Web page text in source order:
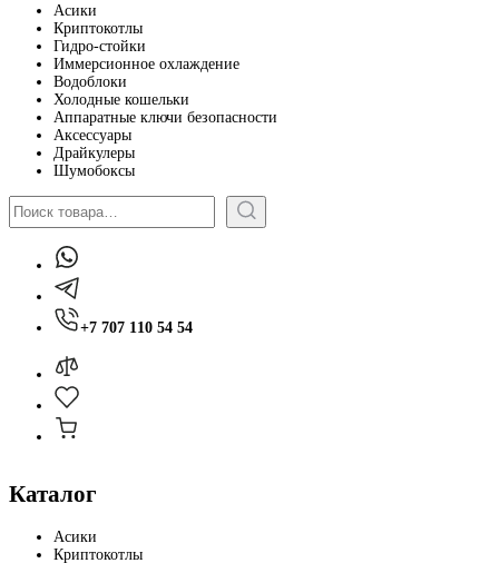
Асики
Криптокотлы
Гидро-стойки
Иммерсионное охлаждение
Водоблоки
Холодные кошельки
Аппаратные ключи безопасности
Аксессуары
Драйкулеры
Шумобоксы
Поиск
+7 707 110 54 54
Каталог
Асики
Криптокотлы